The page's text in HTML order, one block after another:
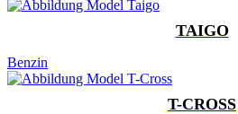
TAIGO
Benzin
T-CROSS